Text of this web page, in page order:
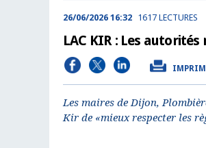
26/06/2026 16:32 1617 LECTURES
LAC KIR : Les
Les maires de Dijon,
Kir de «mieux respecter les